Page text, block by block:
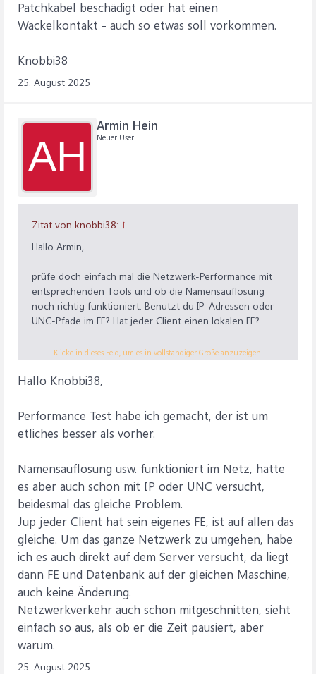
Patchkabel beschädigt oder hat einen
Wackelkontakt - auch so etwas soll vorkommen.
Knobbi38
25. August 2025
AH
Armin Hein
Neuer User
Zitat von knobbi38: ↑
Hallo Armin,
prüfe doch einfach mal die Netzwerk-Performance mit
entsprechenden Tools und ob die Namensauflösung
noch richtig funktioniert. Benutzt du IP-Adressen oder
UNC-Pfade im FE? Hat jeder Client einen lokalen FE?
Ein paar weitere Hinweise kannst du dieser Webseite
Langsame Dateiübertragungsgeschwindigkeit bei SMB -
Wie steht es mit den Parametern für Leasing und
OPLocks aus?
Mögliche Ursachen kann es viele geben, eine genau
Analyse geht nur vor Ort. Im einfachsten Fall ist das
Patchkabel beschädigt oder hat einen Wackelkontakt -
auch so etwas soll vorkommen.
Knobbi38
Klicke in dieses Feld, um es in vollständiger Größe anzuzeigen.
Hallo Knobbi38,
Performance Test habe ich gemacht, der ist um
etliches besser als vorher.
Namensauflösung usw. funktioniert im Netz, hatte
es aber auch schon mit IP oder UNC versucht,
beidesmal das gleiche Problem.
Jup jeder Client hat sein eigenes FE, ist auf allen das
gleiche. Um das ganze Netzwerk zu umgehen, habe
ich es auch direkt auf dem Server versucht, da liegt
dann FE und Datenbank auf der gleichen Maschine,
auch keine Änderung.
Netzwerkverkehr auch schon mitgeschnitten, sieht
einfach so aus, als ob er die Zeit pausiert, aber
warum.
25. August 2025